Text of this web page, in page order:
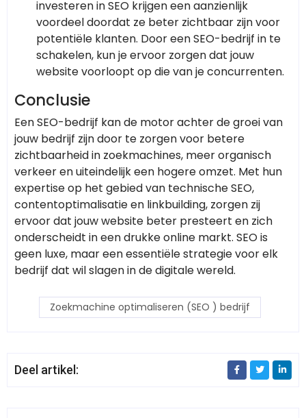
investeren in SEO krijgen een aanzienlijk
voordeel doordat ze beter zichtbaar zijn voor
potentiële klanten. Door een SEO-bedrijf in te
schakelen, kun je ervoor zorgen dat jouw
website voorloopt op die van je concurrenten.
Conclusie
Een SEO-bedrijf kan de motor achter de groei van
jouw bedrijf zijn door te zorgen voor betere
zichtbaarheid in zoekmachines, meer organisch
verkeer en uiteindelijk een hogere omzet. Met hun
expertise op het gebied van technische SEO,
contentoptimalisatie en linkbuilding, zorgen zij
ervoor dat jouw website beter presteert en zich
onderscheidt in een drukke online markt. SEO is
geen luxe, maar een essentiële strategie voor elk
bedrijf dat wil slagen in de digitale wereld.
Zoekmachine optimaliseren (SEO ) bedrijf
Deel artikel: